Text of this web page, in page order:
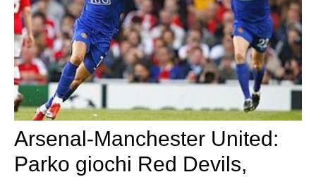
Arsenal-Manchester United:
Parko giochi Red Devils,